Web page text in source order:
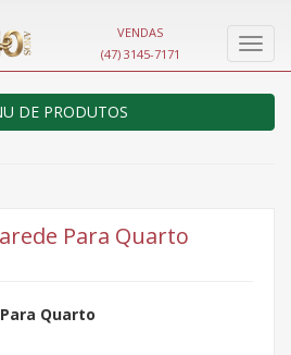
VENDAS
(47) 3145-7171
DE PRODUTOS
Para Quarto
Quarto